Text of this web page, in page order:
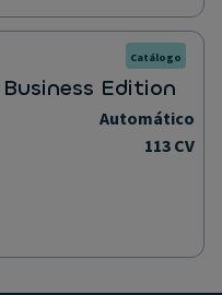
Catálogo
Edition
Automático
113 CV